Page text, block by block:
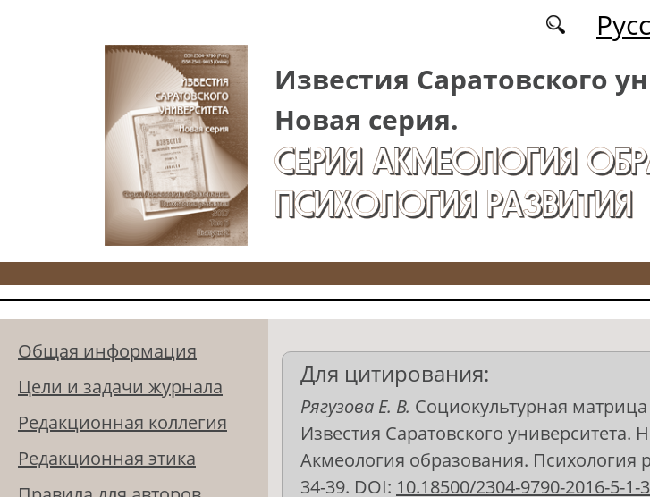
Известия Саратовского
Новая серия.
СЕРИЯ АКМЕОЛОГИЯ
ПСИХОЛОГИЯ РАЗВИТИЯ
Общая информация
Цели и задачи журнала
Редакционная коллегия
Редакционная этика
Для цитирования:
Рягузова Е. В. Социокультурная
Известия Саратовского университета.
Акмеология образования. Психология
34-39. DOI: 10.18500/2304-9790-2016-5-1-